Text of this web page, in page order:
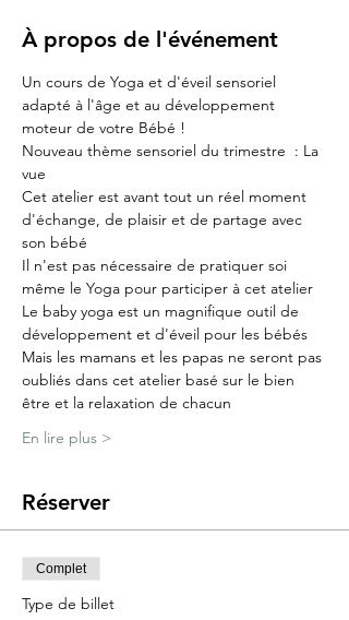
À propos de l'événement
Un cours de Yoga et d'éveil sensoriel
adapté à l'âge et au développement
moteur de votre Bébé !
Nouveau thème sensoriel du trimestre  : La
vue
Cet atelier est avant tout un réel moment
d'échange, de plaisir et de partage avec
son bébé
Il n'est pas nécessaire de pratiquer soi
même le Yoga pour participer à cet atelier
Le baby yoga est un magnifique outil de
développement et d'éveil pour les bébés
Mais les mamans et les papas ne seront pas
oubliés dans cet atelier basé sur le bien
être et la relaxation de chacun
En lire plus >
Réserver
Complet
Type de billet